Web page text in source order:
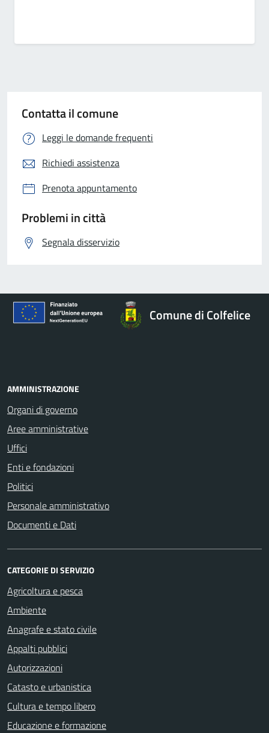
Contatta il comune
Leggi le domande frequenti
Richiedi assistenza
Prenota appuntamento
Problemi in città
Segnala disservizio
Comune di Colfelice
AMMINISTRAZIONE
Organi di governo
Aree amministrative
Uffici
Enti e fondazioni
Politici
Personale amministrativo
Documenti e Dati
CATEGORIE DI SERVIZIO
Agricoltura e pesca
Ambiente
Anagrafe e stato civile
Appalti pubblici
Autorizzazioni
Catasto e urbanistica
Cultura e tempo libero
Educazione e formazione